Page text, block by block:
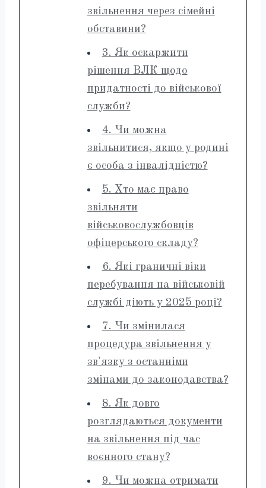
звільнення через сімейні
обставини?
3. Як оскаржити
рішення ВЛК щодо
придатності до військової
служби?
4. Чи можна
звільнитися, якщо у родині
є особа з інвалідністю?
5. Хто має право
звільняти
військовослужбовців
офіцерського складу?
6. Які граничні віки
перебування на військовій
службі діють у 2025 році?
7. Чи змінилася
процедура звільнення у
зв'язку з останніми
змінами до законодавства?
8. Як довго
розглядаються документи
на звільнення під час
воєнного стану?
9. Чи можна отримати